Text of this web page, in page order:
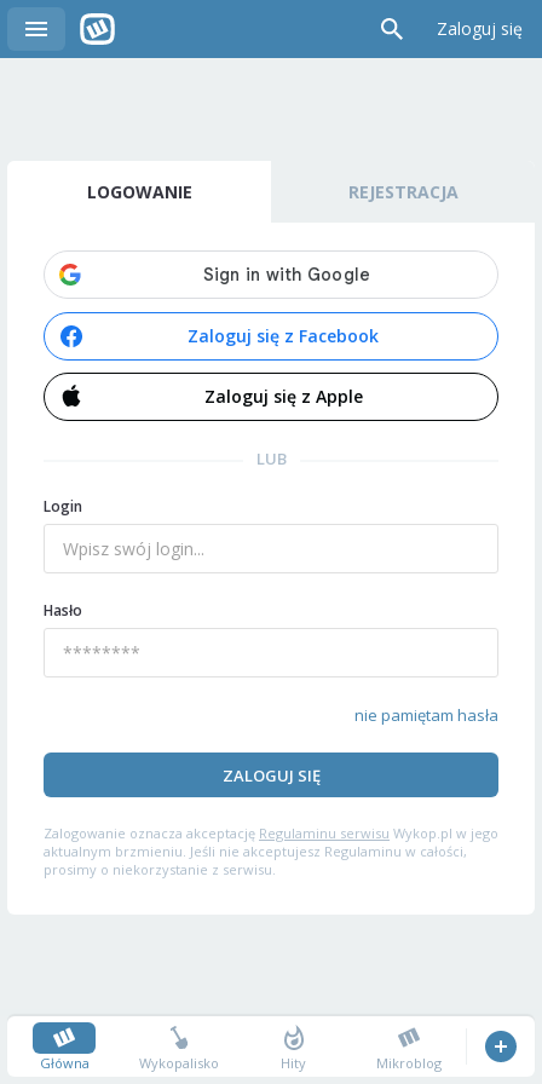
Zaloguj się
LOGOWANIE REJESTRACJA
Zaloguj się z Facebook
Zaloguj się z Apple
LUB
Login
Hasło
nie pamiętam hasła
ZALOGUJ SIĘ
Zalogowanie oznacza akceptację Regulaminu serwisu Wykop.pl w jego
aktualnym brzmieniu. Jeśli nie akceptujesz Regulaminu w całości,
prosimy o niekorzystanie z serwisu.
Główna Wykopalisko Hity Mikroblog